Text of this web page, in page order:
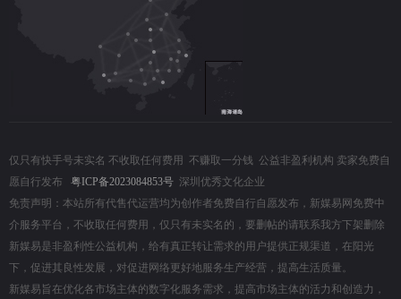
仅只有快手号未实名 不收取任何费用 不赚取一分钱 公益非盈利机构 卖家免费自
愿自行发布 粤ICP备2023084853号 深圳优秀文化企业
免责声明：本站所有代售代运营均为创作者免费自行自愿发布，新媒易网免费中
介服务平台，不收取任何费用，仅只有未实名的，要删帖的请联系我方下架删除
新媒易是非盈利性公益机构，给有真正转让需求的用户提供正规渠道，在阳光
下，促进其良性发展，对促进网络更好地服务生产经营，提高生活质量。
新媒易旨在优化各市场主体的数字化服务需求，提高市场主体的活力和创造力，